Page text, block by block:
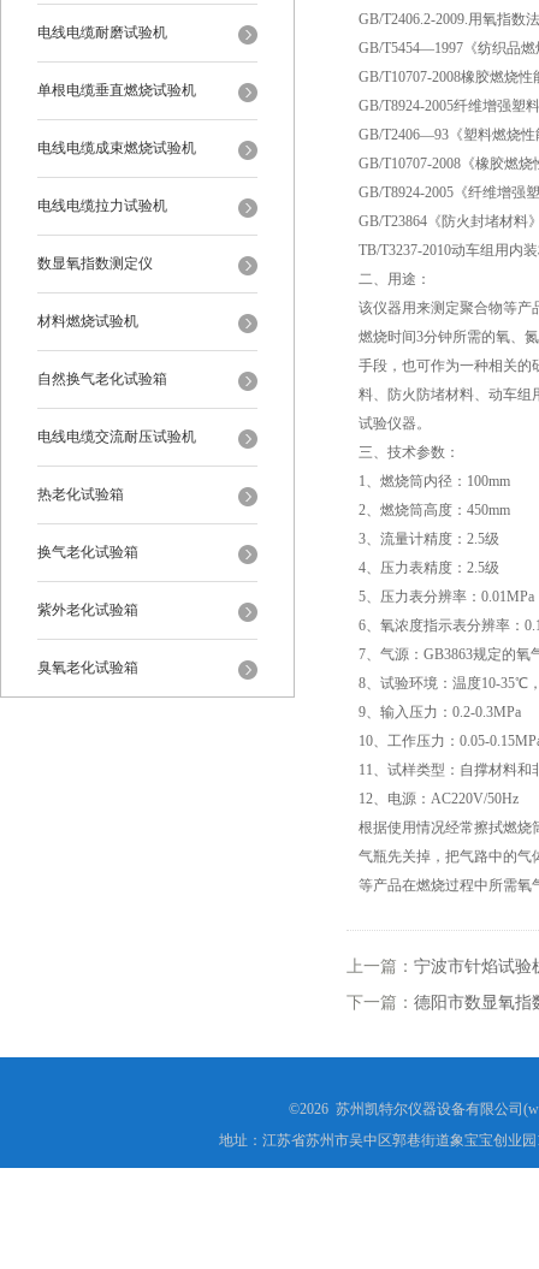
电线电缆耐磨试验机
单根电缆垂直燃烧试验机
电线电缆成束燃烧试验机
电线电缆拉力试验机
数显氧指数测定仪
材料燃烧试验机
自然换气老化试验箱
电线电缆交流耐压试验机
热老化试验箱
换气老化试验箱
紫外老化试验箱
臭氧老化试验箱
GB/T2406.2-2009.用氧指数
GB/T5454—1997《纺织品
GB/T10707-2008橡胶燃烧性
GB/T8924-2005纤维增强塑
GB/T2406—93《塑料燃烧
GB/T10707-2008《橡胶燃
GB/T8924-2005《纤维增强
GB/T23864《防火封堵材料
TB/T3237-2010动车组用内
二、用途：
该仪器用来测定聚合物等产
燃烧时间3分钟所需的氧、
手段，也可作为一种相关的
料、防火防堵材料、动车组
试验仪器。
三、技术参数：
1、燃烧筒内径：100mm
2、燃烧筒高度：450mm
3、流量计精度：2.5级
4、压力表精度：2.5级
5、压力表分辨率：0.01MPa
6、氧浓度指示表分辨率：
7、气源：GB3863规定的氧
8、试验环境：温度10-35℃
9、输入压力：0.2-0.3MPa
10、工作压力：0.05-
11、试样类型：自撑材料和
12、电源：AC220V/50Hz
根据使用情况经常擦拭燃烧
气瓶先关掉，把气路中的气
等产品在燃烧过程中所需氧
上一篇： 宁波市针焰试验
下一篇： 德阳市数显氧指
©2026 苏州凯特尔仪器设备有限公司
地址：江苏省苏州市吴中区郭巷街道象宝宝创业